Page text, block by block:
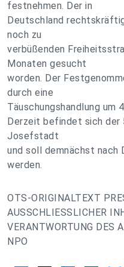
festnehmen. Der in
Deutschland
noch zu
verbüßenden
Monaten gesucht
worden. Der
durch eine
Täuschungshandlung um
Derzeit befindet sich der
Josefstadt
und soll demnächst
werden.
OTS-ORIGINALTEXT
AUSSCHLIESSLICHER
VERANTWORTUNG DES
NPO